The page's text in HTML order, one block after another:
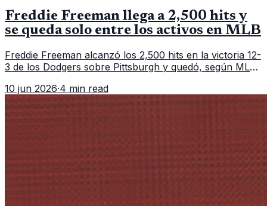
Freddie Freeman llega a 2,500 hits y
se queda solo entre los activos en MLB
Freddie Freeman alcanzó los 2,500 hits en la victoria 12-
3 de los Dodgers sobre Pittsburgh y quedó, según MLB,
Grandes Ligas.
10 jun 2026·4 min read